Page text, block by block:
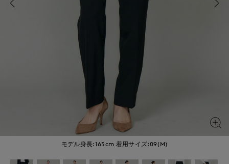
モデル身長:165cm 着用サイズ:09(M)